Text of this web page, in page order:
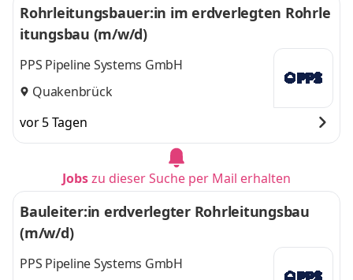
Rohrleitungsbauer:in im erdverlegten Rohrle
itungsbau (m/w/d)
PPS Pipeline Systems GmbH
Quakenbrück
vor 5 Tagen
Jobszu dieser Suche per Mail erhalten
Bauleiter:in erdverlegter Rohrleitungsbau
(m/w/d)
PPS Pipeline Systems GmbH